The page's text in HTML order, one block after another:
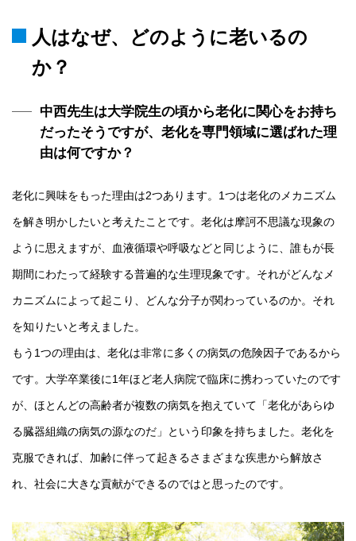
人はなぜ、どのように老いるの
か？
中西先生は大学院生の頃から老化に関心をお持ち
だったそうですが、老化を専門領域に選ばれた理
由は何ですか？
老化に興味をもった理由は2つあります。1つは老化のメカニズム
を解き明かしたいと考えたことです。老化は摩訶不思議な現象の
ように思えますが、血液循環や呼吸などと同じように、誰もが長
期間にわたって経験する普遍的な生理現象です。それがどんなメ
カニズムによって起こり、どんな分子が関わっているのか。それ
を知りたいと考えました。
もう1つの理由は、老化は非常に多くの病気の危険因子であるから
です。大学卒業後に1年ほど老人病院で臨床に携わっていたのです
が、ほとんどの高齢者が複数の病気を抱えていて「老化があらゆ
る臓器組織の病気の源なのだ」という印象を持ちました。老化を
克服できれば、加齢に伴って起きるさまざまな疾患から解放さ
れ、社会に大きな貢献ができるのではと思ったのです。